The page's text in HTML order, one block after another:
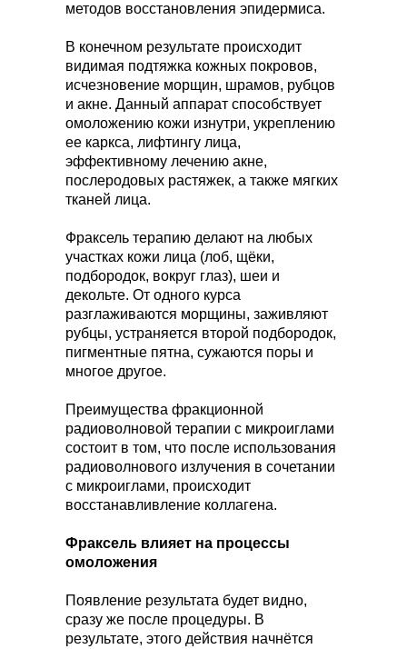
методов восстановления эпидермиса.
В конечном результате происходит
видимая подтяжка кожных покровов,
исчезновение морщин, шрамов, рубцов
и акне. Данный аппарат способствует
омоложению кожи изнутри, укреплению
ее каркса, лифтингу лица,
эффективному лечению акне,
послеродовых растяжек, а также мягких
тканей лица.
Фраксель терапию делают на любых
участках кожи лица (лоб, щёки,
подбородок, вокруг глаз), шеи и
декольте. От одного курса
разглаживаются морщины, заживляют
рубцы, устраняется второй подбородок,
пигментные пятна, сужаются поры и
многое другое.
Преимущества фракционной
радиоволновой терапии с микроиглами
состоит в том, что после использования
радиоволнового излучения в сочетании
с микроиглами, происходит
восстанавливление коллагена.
Фраксель влияет на процессы
омоложения
Появление результата будет видно,
сразу же после процедуры. В
результате, этого действия начнётся